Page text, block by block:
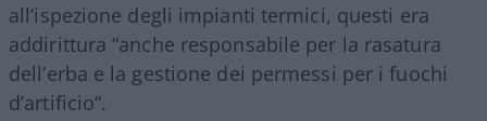
all’ispezione degli impianti termici, questi era
addirittura “anche responsabile per la rasatura
dell’erba e la gestione dei permessi per i fuochi
d’artificio“.